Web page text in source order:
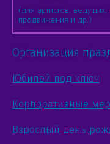
(для артистов,
продвижения и др.)
Организация
Юбилей под ключ
Корпоративные
Взрослый день